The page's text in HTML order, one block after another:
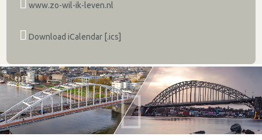
www.zo-wil-ik-leven.nl
Download iCalendar [.ics]